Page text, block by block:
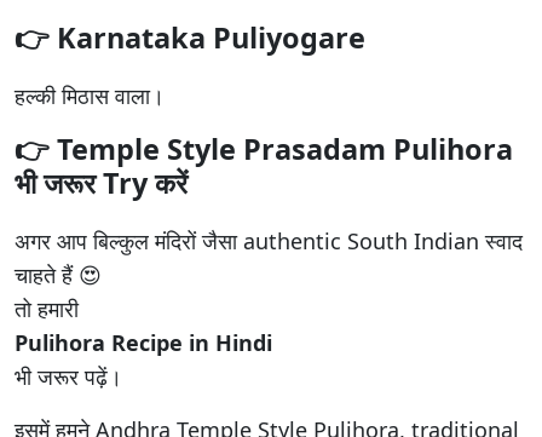
👉 Karnataka Puliyogare
हल्की मिठास वाला।
👉 Temple Style Prasadam Pulihora
भी जरूर Try करें
अगर आप बिल्कुल मंदिरों जैसा authentic South Indian स्वाद
चाहते हैं 😍
तो हमारी
Pulihora Recipe in Hindi
भी जरूर पढ़ें।
इसमें हमने Andhra Temple Style Pulihora, traditional